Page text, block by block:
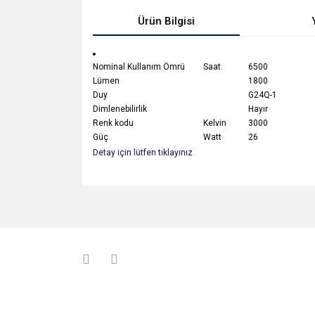
Ürün Bilgisi
Nominal Kullanım Ömrü Saat
6500
Lümen
1800
Duy
G24Q-1
Dimlenebilirlik
Hayır
Renk kodu
Kelvin
3000
Güç
Watt
26
Detay için lütfen tıklayınız